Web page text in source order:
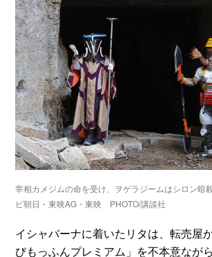
宰相カメジムの命を受け、ヲゲラジームはシロ
ビ朝日・東映AG・東映 PHOTO/講談社
イシャバーナに着いたリタは、転売屋
びもっふんプレミアム」を不本意なが